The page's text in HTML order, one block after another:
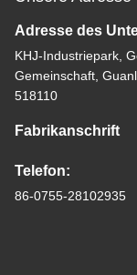
Adresse des
KHJ-Industriepark,
Gemeinschaft,
518110
Fabrikanschrift
Telefon:
86-0755-28102935